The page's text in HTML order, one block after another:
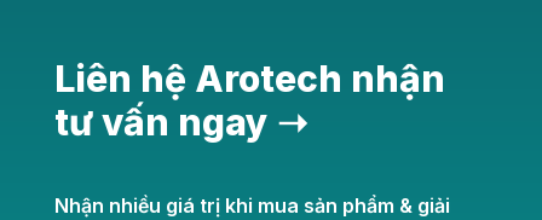
Liên hệ Arotech nhận
tư vấn ngay ➝
Nhận nhiều giá trị khi mua sản phẩm & giải